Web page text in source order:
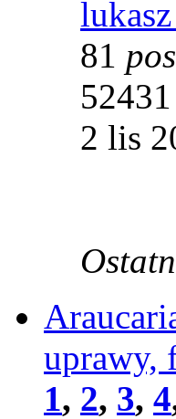
81
52431
2 lis
uprawy,
1, 2, 3, 4